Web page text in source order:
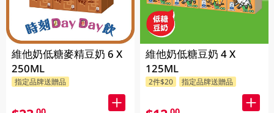
維他奶低糖麥精豆奶 6 X
250ML
指定品牌送贈品
維他奶低糖豆奶 4 X
125ML
2件$20 指定品牌送贈品